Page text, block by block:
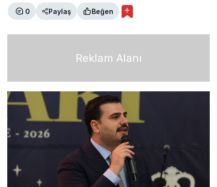
0 Paylaş Beğen
Reklam Alanı